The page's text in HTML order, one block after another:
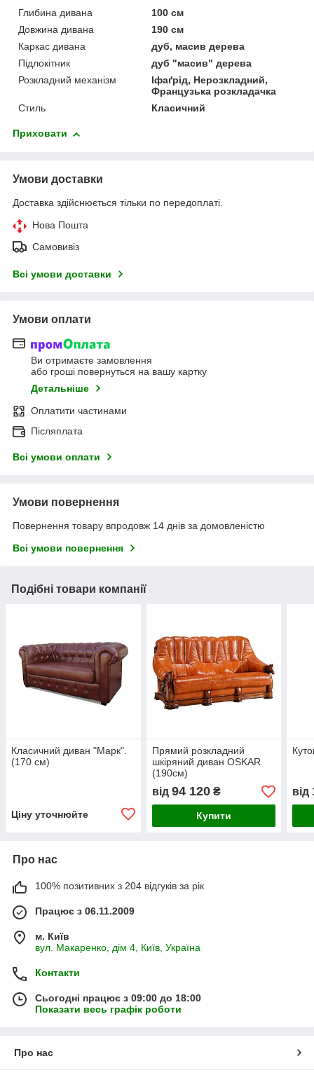
Глибина дивана
100 см
Довжина дивана
190 см
Каркас дивана
дуб, масив дерева
Підлокітник
дуб "масив" дерева
Розкладний механізм
Іфаґрід, Нерозкладний,
Французька розкладачка
Стиль
Класичний
Приховати
Умови доставки
Доставка здійснюється тільки по передоплаті.
Нова Пошта
Самовивіз
Всі умови доставки
Умови оплати
Ви отримаєте замовлення
або гроші повернуться на вашу картку
Детальніше
Оплатити частинами
Післяплата
Всі умови оплати
Умови повернення
Повернення товару впродовж 14 днів за домовленістю
Всі умови повернення
Подібні товари компанії
Класичний диван "Марк".
(170 см)
Ціну уточнюйте
Прямий розкладний
шкіряний диван OSKAR
(190см)
від 94 120₴
Купити
від
Про нас
100% позитивних з 204 відгуків за рік
Працює з 06.11.2009
м. Київ
вул. Макаренко, дім 4, Київ, Україна
Контакти
Сьогодні працює з 09:00 до 18:00
Показати весь графік роботи
Про нас